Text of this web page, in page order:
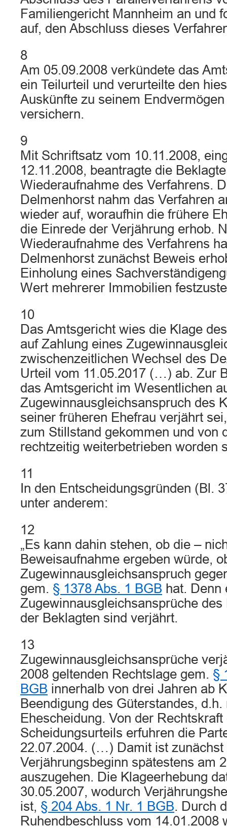
Familiengericht Mannheim an und
auf, den Abschluss dieses
8
Am 05.09.2008 verkündete das
ein Teilurteil und verurteilte den
Auskünfte zu seinem
versichern.
9
Mit Schriftsatz vom 10.11.2008,
12.11.2008, beantragte die
Wiederaufnahme des Verfahrens.
Delmenhorst nahm das Verfahren
wieder auf, woraufhin die frühere
die Einrede der Verjährung erhob.
Wiederaufnahme des Verfahrens
Delmenhorst zunächst Beweis
Einholung eines
Wert mehrerer Immobilien
10
Das Amtsgericht wies die Klage
auf Zahlung eines
zwischenzeitlichen Wechsel des
Urteil vom 11.05.2017 (…) ab. Zur
das Amtsgericht im Wesentlichen
Zugewinnausgleichsanspruch des
seiner früheren Ehefrau verjährt
zum Stillstand gekommen und von
rechtzeitig weiterbetrieben worden
11
In den Entscheidungsgründen (Bl.
unter anderem:
12
„Es kann dahin stehen, ob die –
Beweisaufnahme ergeben würde,
Zugewinnausgleichsanspruch
gem. § 1378 Abs. 1 BGB hat. Denn
Zugewinnausgleichsansprüche
der Beklagten sind verjährt.
13
Zugewinnausgleichsansprüche
2008 geltenden Rechtslage gem. §
BGB innerhalb von drei Jahren ab
Beendigung des Güterstandes,
Ehescheidung. Von der Rechtskraft
Scheidungsurteils erfuhren die
22.07.2004. (…) Damit ist zunächst
Verjährungsbeginn spätestens am
auszugehen. Die Klageerhebung
30.05.2007, wodurch
ist, § 204 Abs. 1 Nr. 1 BGB. Durch
Ruhendbeschluss vom 14.01.2008